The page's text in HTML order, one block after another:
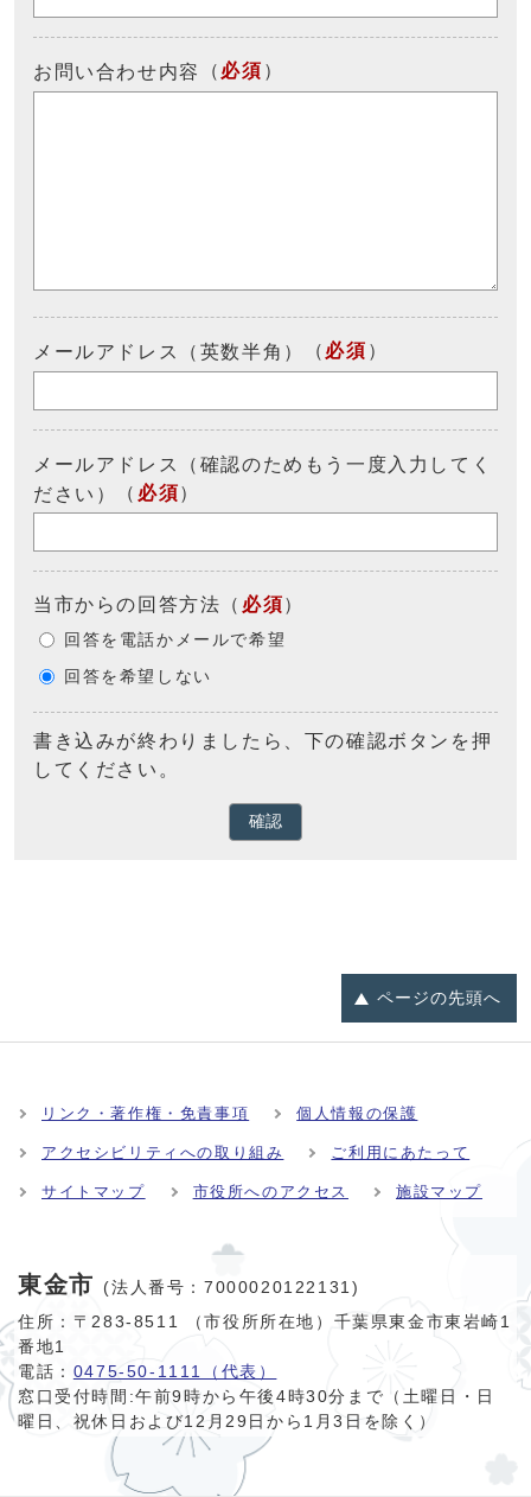
お問い合わせ内容 （ 必須 ）
メールアドレス（英数半角） （ 必須 ）
メールアドレス（確認のためもう一度入力してく
ださい）
（ 必須）
当市からの回答方法 （ 必須）
回答を電話かメールで希望
回答を希望しない
書き込みが終わりましたら、下の確認ボタンを押
してください。
確認
ページの先頭へ
リンク・著作権・免責事項 個人情報の保護
アクセシビリティへの取り組み ご利用にあたって
サイトマップ 市役所へのアクセス 施設マップ
東金市
(法人番号：7000020122131)
住所：〒283-8511 （市役所所在地）千葉県東金市東岩崎1
番地1
電話： 0475-50-1111（代表）
窓口受付時間:午前9時から午後4時30分まで（土曜日・日
曜日、祝休日および12月29日から1月3日を除く）